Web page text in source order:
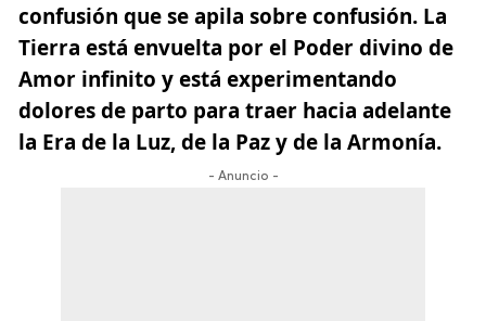
confusión que se apila sobre confusión. La
Tierra está envuelta por el Poder divino de
Amor infinito y está experimentando
dolores de parto para traer hacia adelante
la Era de la Luz, de la Paz y de la Armonía.
- Anuncio -